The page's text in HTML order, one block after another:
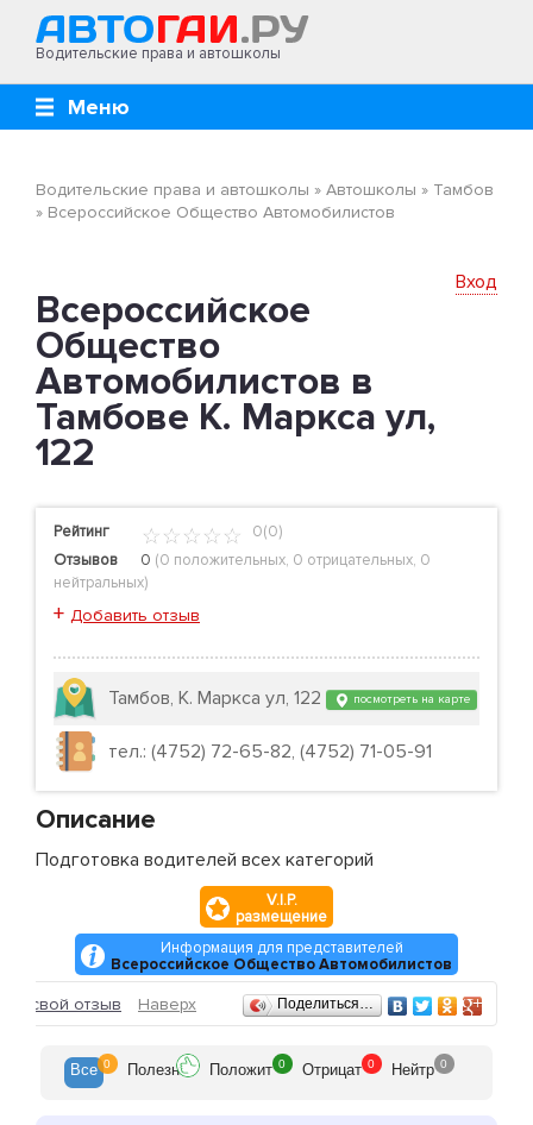
Водительские права и автошколы
Меню
Водительские права и автошколы » Автошколы » Тамбов
» Всероссийское Общество Автомобилистов
Вход
Всероссийское
Общество
Автомобилистов в
Тамбове К. Маркса ул,
122
Рейтинг
0(0)
Отзывов
0 (0 положительных, 0 отрицательных, 0
нейтральных)
+ Добавить отзыв
Тамбов, К. Маркса ул, 122 посмотреть на карте
тел.: (4752) 72-65-82, (4752) 71-05-91
Описание
Подготовка водителей всех категорий
V.I.P.
размещение
Информация для представителей
Всероссийское Общество Автомобилистов
Отзывы
свой отзыв Наверх Поделиться…
Все 0 Полезн Положит 0 Отрицат 0 Нейтр 0